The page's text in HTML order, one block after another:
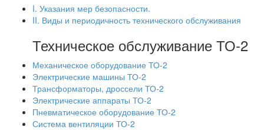
I. Указания мер безопасности.
II. Виды и периодичность технического обслуживания
Техническое обслуживание ТО-2
Механическое оборудование ТО-2
Электрические машины ТО-2
Трансформаторы, дроссели ТО-2
Электрические аппараты ТО-2
Пневматическое оборудование ТО-2
Система вентиляции ТО-2